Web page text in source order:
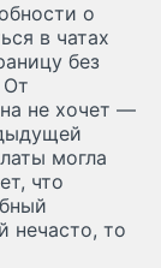
о
в чатах
без
От
не хочет —
могла
что
нечасто, то